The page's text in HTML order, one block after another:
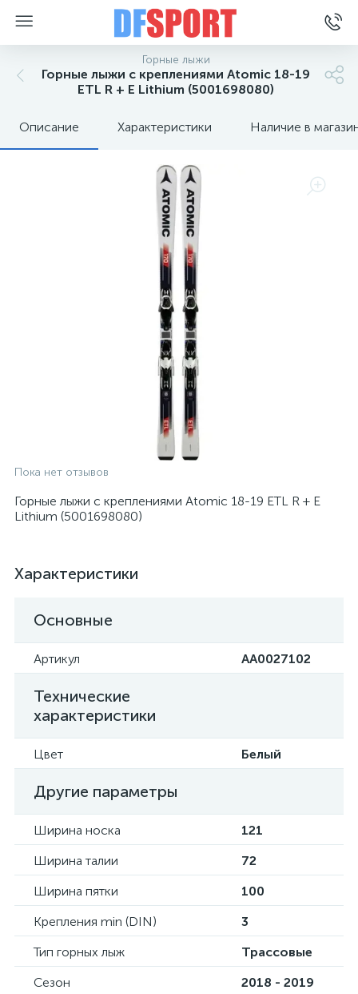
Горные лыжи
Горные лыжи с креплениями Atomic 18-19
ETL R + E Lithium (5001698080)
Описание Характеристики Наличие в
Пока нет отзывов
Горные лыжи с креплениями Atomic 18-19 ETL R + E
Lithium (5001698080)
Характеристики
Основные
Артикул AA0027102
Технические
характеристики
Цвет Белый
Другие параметры
Ширина носка
121
Ширина талии
72
Ширина пятки
100
Крепления min (DIN)
3
Тип горных лыж
Трассовые
Сезон
2018 - 2019